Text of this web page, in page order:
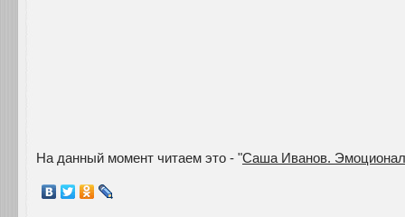
На данный момент читаем это - "Саша Иванов.